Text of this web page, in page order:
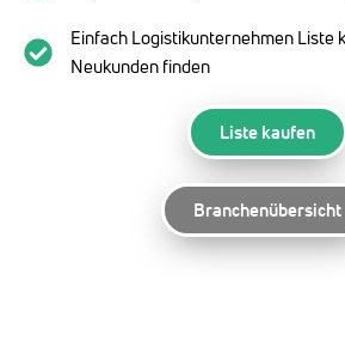
Einfach Logistikunternehmen Liste
Neukunden finden
Liste kaufen
Branchenübersicht